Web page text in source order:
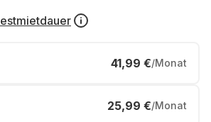
41,99 €/Monat
25,99 €/Monat